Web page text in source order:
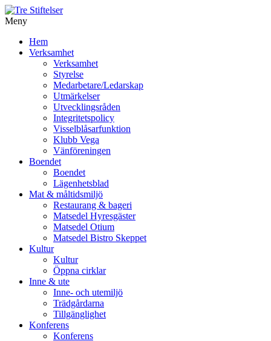
Meny
vidare
Hem
Verksamhet
Verksamhet
Styrelse
Medarbetare/Ledarskap
Utmärkelser
Utvecklingsråden
Integritetspolicy
Visselblåsarfunktion
Klubb Vega
Vänföreningen
Boendet
Boendet
Lägenhetsblad
Mat & måltidsmiljö
Restaurang & bageri
Matsedel Hyresgäster
Matsedel Otium
Matsedel Bistro Skeppet
Kultur
Kultur
Öppna cirklar
Inne & ute
Inne- och utemiljö
Trädgårdarna
Tillgänglighet
Konferens
Konferens